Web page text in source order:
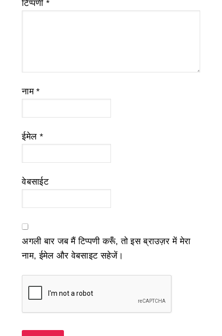
टिप्पणी *
नाम*
ईमेल *
वेबसाईट
अगली बार जब मैं टिप्पणी करूँ, तो इस ब्राउज़र में मेरा
नाम, ईमेल और वेबसाइट सहेजें।